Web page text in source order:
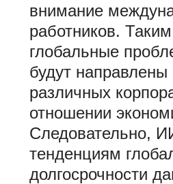
внимание
работников.
глобальные
будут
различных
отношении
Следовательно,
тенденциям
долгосрочности